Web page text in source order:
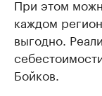
При этом
каждом
выгодно.
Бойков.